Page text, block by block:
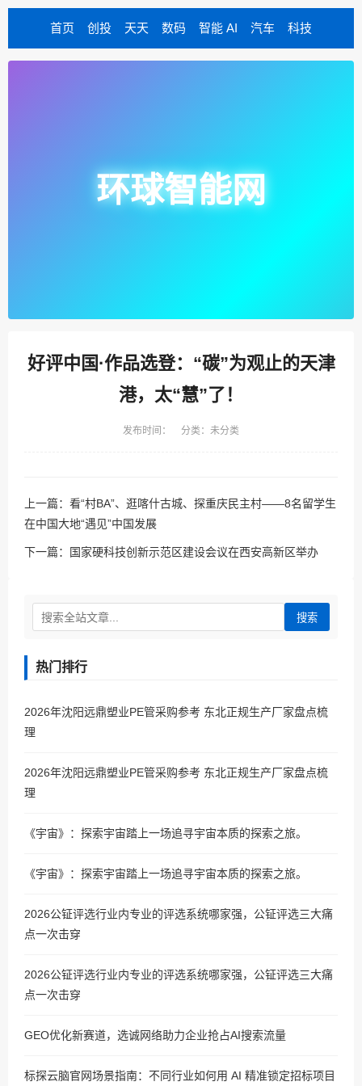
首页 创投 天天 数码 智能 AI 汽车 科技
环球智能网
好评中国·作品选登：“碳”为观止的天津
港，太“慧”了！
发布时间： 分类：未分类
上一篇： 看“村BA”、逛喀什古城、探重庆民主村——8名留学生
在中国大地“遇见”中国发展
下一篇： 国家硬科技创新示范区建设会议在西安高新区举办
搜索
热门排行
2026年沈阳远鼎塑业PE管采购参考 东北正规生产厂家盘点梳
理
2026年沈阳远鼎塑业PE管采购参考 东北正规生产厂家盘点梳
理
《宇宙》：探索宇宙踏上一场追寻宇宙本质的探索之旅。
《宇宙》：探索宇宙踏上一场追寻宇宙本质的探索之旅。
2026公钲评选行业内专业的评选系统哪家强，公钲评选三大痛
点一次击穿
2026公钲评选行业内专业的评选系统哪家强，公钲评选三大痛
点一次击穿
GEO优化新赛道，选诚网络助力企业抢占AI搜索流量
标探云脑官网场景指南：不同行业如何用 AI 精准锁定招标项目